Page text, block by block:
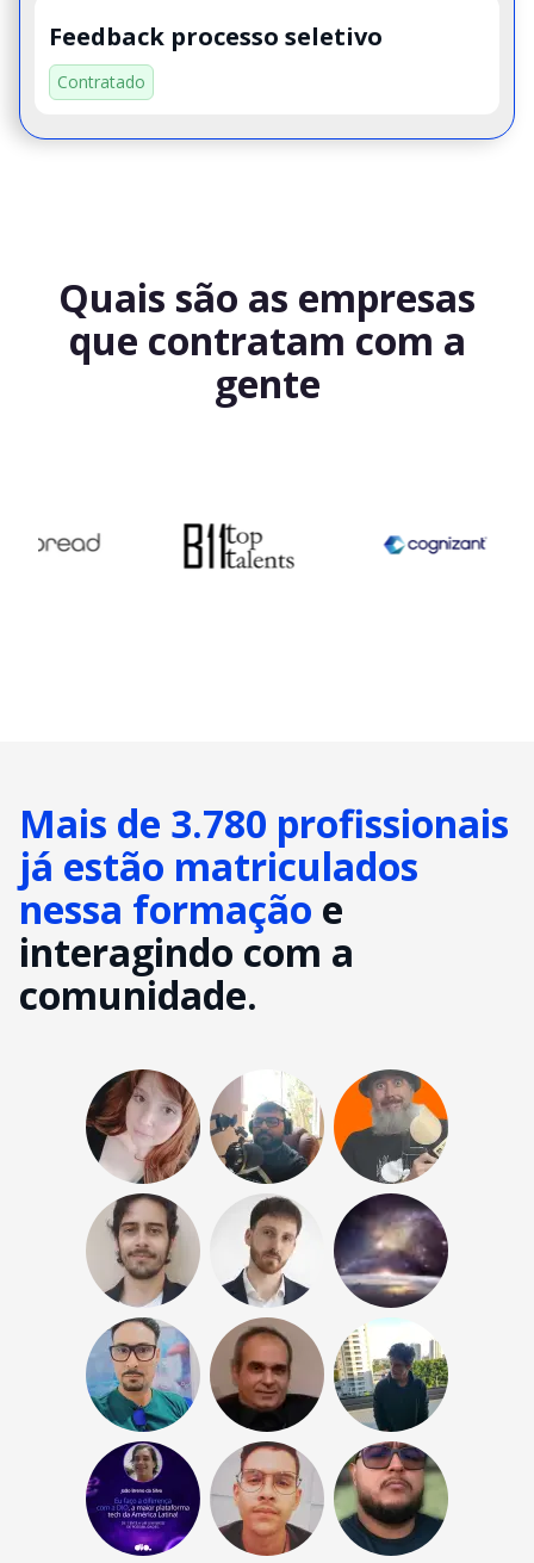
Feedback processo seletivo
Contratado
Quais são as empresas
que contratam com a
gente
Mais de 3.780 profissionais
já estão matriculados
nessa formação e
interagindo com a
comunidade.